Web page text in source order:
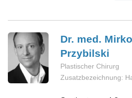
Dr. med.
Przybilski
Plastischer Chirurg
Zusatzbezeichnung: